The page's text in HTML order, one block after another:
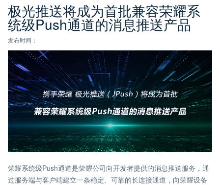
极光推送将成为首批兼容荣耀系
统级Push通道的消息推送产品
发布时间：
荣耀系统级Push通道是荣耀公司向开发者提供的消息推送服务，通
过服务端与客户端建立一条稳定、可靠的长连接通道，向荣耀设备